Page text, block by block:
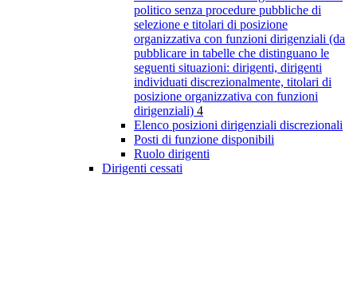
politico senza procedure pubbliche di
selezione e titolari di posizione
organizzativa con funzioni dirigenziali (da
pubblicare in tabelle che distinguano le
seguenti situazioni: dirigenti, dirigenti
individuati discrezionalmente, titolari di
posizione organizzativa con funzioni
dirigenziali) 4
Elenco posizioni dirigenziali discrezionali
Posti di funzione disponibili
Ruolo dirigenti
Dirigenti cessati